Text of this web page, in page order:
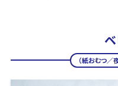
（紙おむつ／